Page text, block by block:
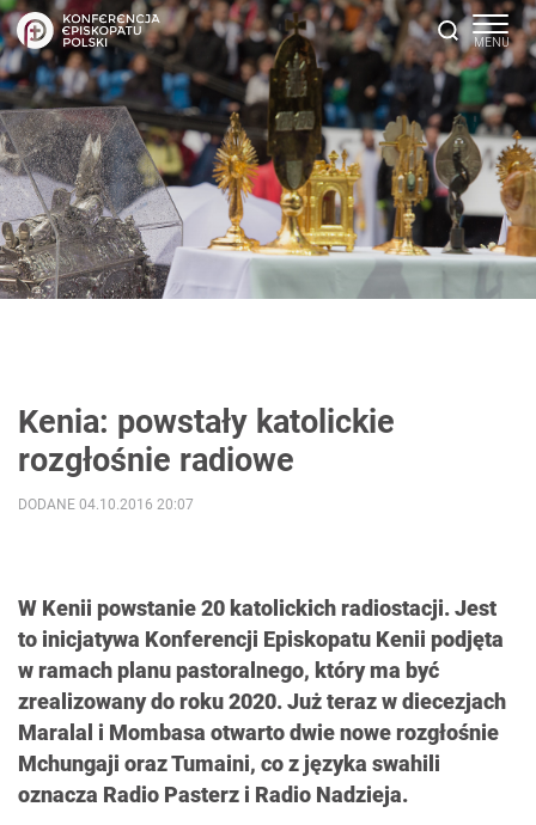
Kenia: powstały katolickie
rozgłośnie radiowe
W Kenii powstanie 20 katolickich radiostacji. Jest
to inicjatywa Konferencji Episkopatu Kenii podjęta
w ramach planu pastoralnego, który ma być
zrealizowany do roku 2020. Już teraz w diecezjach
Maralal i Mombasa otwarto dwie nowe rozgłośnie
Mchungaji oraz Tumaini, co z języka swahili
oznacza Radio Pasterz i Radio Nadzieja.
DODANE 04.10.2016 20:07